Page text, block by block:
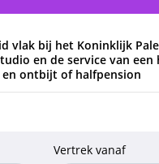
vlak bij het Koninklijk
en de service van een
en ontbijt of halfpension
Vertrek vanaf